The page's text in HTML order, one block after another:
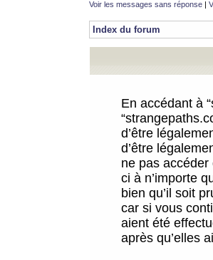
Voir les messages sans réponse |
Index du forum
En accédant à
d’être
d’être
ne pas accéder
ci à n’importe
bien qu’il soit
car si vous
aient été
après qu’elles